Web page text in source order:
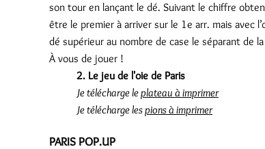
son tour en lançant le dé. Suivant le chiffre
être le premier à arriver sur le 1e arr. mais avec
dé supérieur au nombre de case le séparant de
À vous de jouer !
2. Le jeu de l'oie de Paris
Je télécharge leplateau à imprimer
Je télécharge lespions à imprimer
PARIS POP.UP